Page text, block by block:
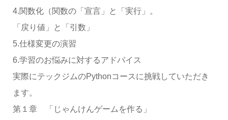
4.関数化（関数の「宣言」と「実行」。
「戻り値」と「引数」
5.仕様変更の演習
6.学習のお悩みに対するアドバイス
実際にテックジムのPythonコースに挑戦していただき
ます。
第１章 「じゃんけんゲームを作る」